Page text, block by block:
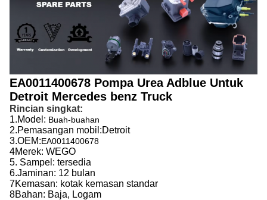
EA0011400678 Pompa Urea Adblue Untuk
Detroit Mercedes benz Truck
Rincian singkat:
1.Model: Buah-buahan
2.Pemasangan mobil:Detroit
3.OEM:EA0011400678
4Merek: WEGO
5. Sampel: tersedia
6.Jaminan: 12 bulan
7Kemasan: kotak kemasan standar
8Bahan: Baja, Logam